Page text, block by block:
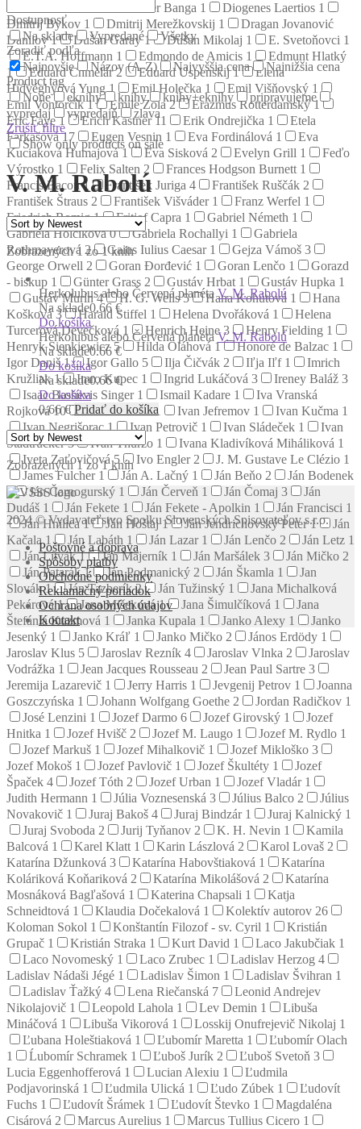
Dezider Banga 1 Diogenes Laertios 1
Dmitrij Bykov 1 Dmitrij Merežkovskij 1
Dragan Jovanović
Danilov1 Dušan Garay1 Dušan Mikolaj 1 E. Svetoňovci 1
E.T.A. Hoffmann 1 Edmondo de Amicis 1
Edmunt Hlatký
1
Eduard Chmelár2 Eduard Uspenskij1
Elena
Hidvéghyová Yung1 Emil Holečka 1 Emil Višňovský 1
Emil Vontorčík1 Émile Zola2 Erazmus Rotterdamský1
Eric Faye1 Erich Kästner11 Erik Ondrejička 1
Etela
Farkašová17 Eugen Vesnin 1 Eva Fordinálová 1
Eva
Kuciaková Humajová1 Eva Sisková 2 Evelyn Grill 1
Feďo
Výrostko 1 Felix Salten 2 Frances Hodgson Burnett 1
Francis Bacon1 František Juriga 4 František Ruščák 2
František Štraus 2 František Višváder 1 Franz Werfel 1
Friedrich Romig1 Fritjof Capra 1 Gabriel Németh 1
Gabriela Holčíková0 Gabriela Rochallyi 1
Gabriela
Rothmayerová 2 Gaius Iulius Caesar 1 Gejza Vámoš 3
George Orwell 2 Goran Đorđević 1 Goran Lenčo 1
Gorazd
- biskup 1 Günter Grass 2 Gustáv Hrbat 1 Gustáv Hupka 1
Gustáv Murín4 H. G. Wells5 Hana Kohútová 1
Hana
Košková3 Harald Stiffel 1 Helena Dvořáková 1
Helena
Turcerová Devečková 1 Henrich Heine3 Henry Fielding 1
Henryk Sienkiewicz 5 Hilda Oláhová 1 Honoré de Balzac 1
Igor Daniš1 Igor Gallo 5 Ilja Čičvák 2 Iľja Iľf 1
Imrich
Kružliak1 Imro Kupec 1 Ingrid Lukáčová 3 Ireney Baláž 3
Isaac Bashevis Singer 1 Ismail Kadare 1
Iva Vranská
Rojková10 Ivan Izakovič1 Ivan Jefremov 1 Ivan Kučma 1
Ivan Negrišorac1 Ivan Petrovič 1 Ivan Sládeček 1
Ivan
Stadtrucker3 Ivan Thurzo 1 Ivana Kladivíková Miháliková 1
Iveta Zaťovičová5 Ivo Engler 2 J. M. Gustave Le Clézio 1
James Fulcher 1 Ján A. Lačný 1 Ján Beňo 2
Ján Bodenek
1
Ján Čarnogurský 1 Ján Červeň 1 Ján Čomaj 3
Ján
Dudáš 1 Ján Fekete 1 Ján Fekete - Apolkin 1 Ján Francisci 1
Ján Hnilica1 Ján Hoštaj1 Ján Jendrichovský Peter1
Ján
Kačala1 Ján Labáth 1 Ján Lazar 1 Ján Lenčo 2 Ján Letz 1
Ján Litvák1 Ján Majerník 1 Ján Maršálek 3 Ján Mičko 2
Ján Patarák1 Ján Podmanický 2 Ján Škamla 1
Jan
Slovák1 Ján Tazberík2 Ján Tužinský 1
Jana Michalková
Pekárová1 Jana Mišeková1 Jana Šimulčíková 1
Jana
Štefánia Kuzmová 1 Janka Kupala 1 Janko Alexy 1
Janko
Jesenký 1 Janko Kráľ 1 Janko Mičko 2 János Erdödy 1
Jaroslav Klus 5 Jaroslav Rezník 4 Jaroslav Vlnka 2
Jaroslav
Vodrážka 1 Jean Jacques Rousseau 2 Jean Paul Sartre 3
Jeremija Lazarevič 1 Jerry Harris 1 Jevgenij Petrov 1
Joanna
Goszczyńska 1 Johann Wolfgang Goethe 2 Jordan Radičkov 1
José Lenzini 1 Jozef Darmo 6 Jozef Girovský 1
Jozef
Hnitka 1 Jozef Hvišč 2 Jozef M. Laugo 1 Jozef M. Rydlo 1
Jozef Markuš 1 Jozef Mihalkovič 1 Jozef Mikloško 3
Jozef Mokoš 1 Jozef Pavlovič 1 Jozef Škultéty 1
Jozef
Špaček 4 Jozef Tóth 2 Jozef Urban 1 Jozef Vladár 1
Judith Hermann 1 Júlia Voznesenská 3 Július Balco 2
Július
Novakovič 1 Juraj Bakoš 4 Juraj Bindzár 1 Juraj Kalnický 1
Juraj Svoboda 2 Jurij Tyňanov 2 K. H. Nevin 1
Kamila
Balcová 1 Karel Klatt 1 Karin Lászlová 2 Karol Lovaš 2
Katarína Džunková 3 Katarína Habovštiaková 1
Katarína
Koláriková Koňariková 2 Katarína Mikolášová 2
Katarína
Mosnáková Bagľašová 1 Katerina Chapsali 1
Katja
Schneidtová 1 Klaudia Dočekalová 1 Kolektív autorov 26
Koloman Sokol 1 Konštantín Filozof - sv. Cyril 1
Kristián
Grupač 1 Kristián Straka 1 Kurt David 1 Laco Jakubčiak 1
Laco Novomeský 1 Laco Zrubec 1 Ladislav Herzog 4
Ladislav Nádaši Jégé 1 Ladislav Šimon 1 Ladislav Švihran 1
Ladislav Ťažký 4 Lena Riečanská 7
Leonid Andrejev
Nikolajovič 1 Leopold Lahola 1 Lev Demin 1
Libuša
Mináčová 1 Libuša Vikorová 1 Losskij Onufrejevič Nikolaj 1
Ľubana Holeštiaková 1 Ľubomír Maretta 1
Ľubomír Olach
1
Ĺubomír Schramek 1 Ľuboš Jurík 2 Ľuboš Svetoň 3
Lucia Eggenhofferová 1 Lucian Alexiu 1
Ľudmila
Podjavorinská 1 Ľudmila Ulická 1 Ľudo Zúbek 1
Ľudovít
Fuchs 1 Ľudovít Šrámek 1 Ľudovít Števko 1
Magdaléna
Cisárová 2 Marcus Aurelius 1 Marcus Tullius Cicero 1
Dostupnosť
Na sklade
Vypredané
Všetky
Zoradiť podľa
Najnovšie
Názov (A-Z) Najvyššia cena
Najnižšia cena
Product tag
None
eknihy knihy knihy+eknihy
pripravujeme
vypredaj
vypredajň
zlava
Zrušiť filtre
Show only products on sale
V. M. Rabolú
Zobrazených 1 zo 1 kníh
Herkolubus alebo Červená planéta V. M. Rabolú
Na sklade0.66 €
Do košíka
Herkolubus alebo Červená planéta V. M. Rabolú
Na sklade0.66 €
Do košíka
Na sklade0.66 €
Do košíka
0.66€ Pridať do košíka
Zobrazených 1 zo 1 kníh
2024 © Vydavateľstvo Spolku Slovenských Spisovateľov s.r.o.
Poštovné a doprava
Spôsoby platby
Obchodné podmienky
Reklamačný poriadok
Ochrana osobných údajov
Kontakt